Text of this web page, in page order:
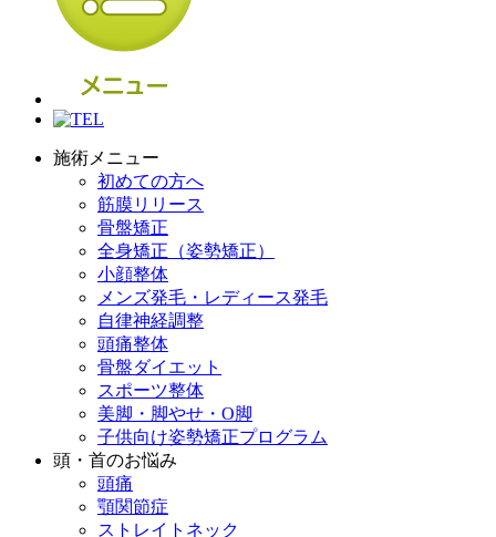
施術メニュー
初めての方へ
筋膜リリース
骨盤矯正
全身矯正（姿勢矯正）
小顔整体
メンズ発毛・レディース発毛
自律神経調整
頭痛整体
骨盤ダイエット
スポーツ整体
美脚・脚やせ・O脚
子供向け姿勢矯正プログラム
頭・首のお悩み
頭痛
顎関節症
ストレイトネック